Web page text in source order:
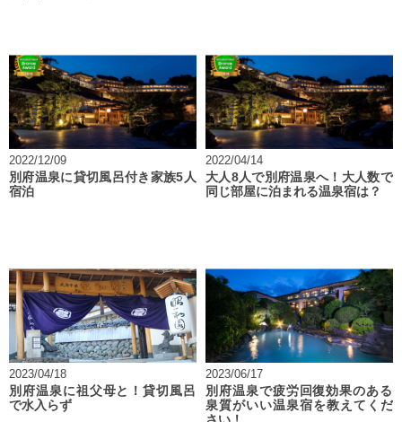
2022/12/09
別府温泉に貸切風呂付き家族5人
宿泊
2022/04/14
大人8人で別府温泉へ！大人数で
同じ部屋に泊まれる温泉宿は？
2023/04/18
別府温泉に祖父母と！貸切風呂
で水入らず
2023/06/17
別府温泉で疲労回復効果のある
泉質がいい温泉宿を教えてくだ